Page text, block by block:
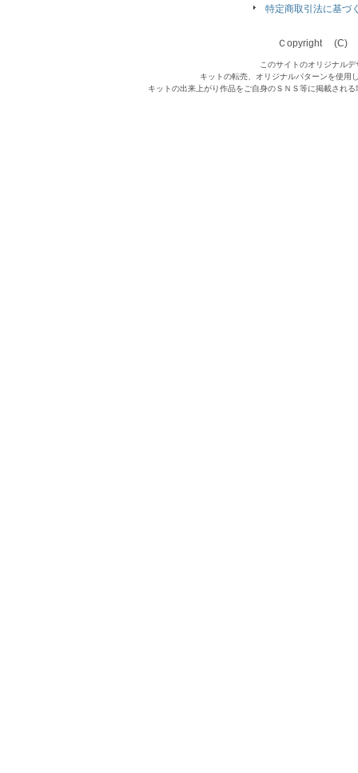
特定商取引法に基づ
Ｃopyright (C)
このサイトのオリジナル
キットの転売、オリジナルパターンを使用
キットの出来上がり作品をご自身のＳＮＳ等に掲載され